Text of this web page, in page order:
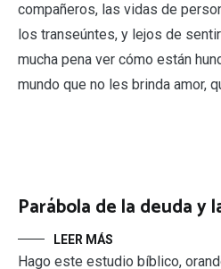
compañeros, las vidas de
los transeúntes, y lejos de
mucha pena ver cómo están
mundo que no les brinda amor,
Parábola de la deuda y
LEER MÁS
Hago este estudio bíblico,